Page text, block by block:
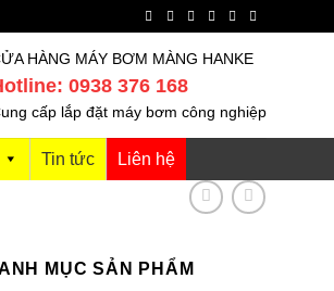
HÀNG MÁY BƠM MÀNG HANKE
0938 376 168
cấp lắp đặt máy bơm công nghiệp
Tin tức Liên hệ
MỤC SẢN PHẨM